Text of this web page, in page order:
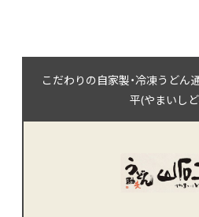
こだわりの自家製・冷凍うどん
平(やまいし